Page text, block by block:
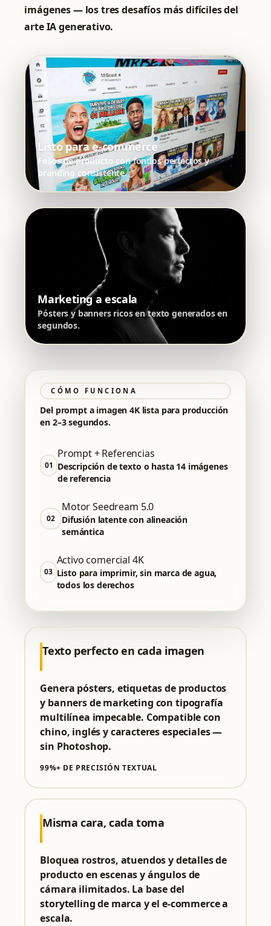
imágenes — los tres desafíos más difíciles del
arte IA generativo.
Listo para e-commerce
Fotos de producto con fondos perfectos y
branding consistente.
Marketing a escala
Pósters y banners ricos en texto generados en
segundos.
CÓMO FUNCIONA
Del prompt a imagen 4K lista para producción
en 2–3 segundos.
01
Prompt + Referencias
Descripción de texto o hasta 14 imágenes
de referencia
02
Motor Seedream 5.0
Difusión latente con alineación
semántica
03
Activo comercial 4K
Listo para imprimir, sin marca de agua,
todos los derechos
Texto perfecto en cada imagen
Genera pósters, etiquetas de productos
y banners de marketing con tipografía
multilínea impecable. Compatible con
chino, inglés y caracteres especiales —
sin Photoshop.
99%+ DE PRECISIÓN TEXTUAL
Misma cara, cada toma
Bloquea rostros, atuendos y detalles de
producto en escenas y ángulos de
cámara ilimitados. La base del
storytelling de marca y el e-commerce a
escala.